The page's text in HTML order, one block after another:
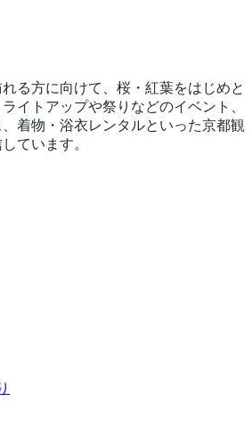
る方に向けて、桜・紅葉をはじめと
イトアップや祭りなどのイベント、
着物・浴衣レンタルといった京都観
ています。